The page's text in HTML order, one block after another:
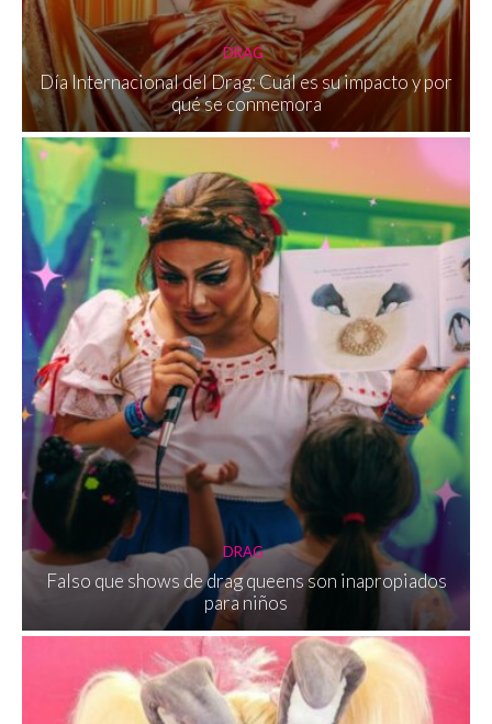
DRAG
Día Internacional del Drag: Cuál es su impacto y por
qué se conmemora
DRAG
Falso que shows de drag queens son inapropiados
para niños